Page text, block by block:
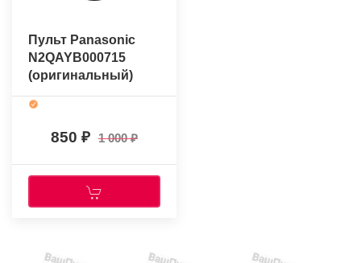
Пульт Panasonic
N2QAYB000715
(оригинальный)
850 1 000